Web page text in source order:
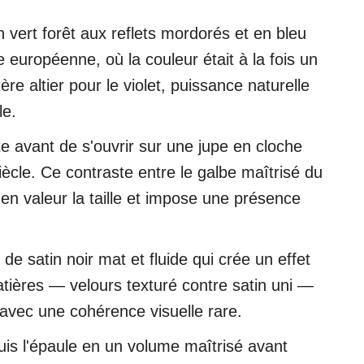
vert forêt aux reflets mordorés et en bleu
où la couleur était à la fois un
altier pour le violet, puissance naturelle
avant de s'ouvrir sur une jupe en cloche
Ce contraste entre le galbe maîtrisé du
valeur la taille et impose une présence
satin noir mat et fluide qui crée un effet
— velours texturé contre satin uni —
une cohérence visuelle rare.
l'épaule en un volume maîtrisé avant